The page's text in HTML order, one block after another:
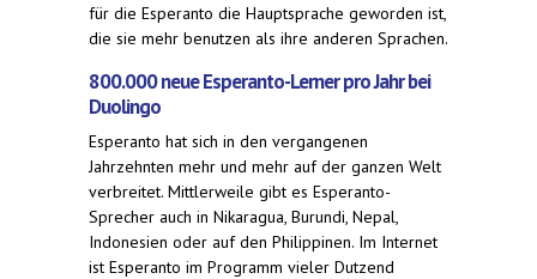
für die Esperanto die Hauptsprache geworden ist,
die sie mehr benutzen als ihre anderen Sprachen.
800.000 neue Esperanto-Lerner pro Jahr bei
Duolingo
Esperanto hat sich in den vergangenen
Jahrzehnten mehr und mehr auf der ganzen Welt
verbreitet. Mittlerweile gibt es Esperanto-
Sprecher auch in Nikaragua, Burundi, Nepal,
Indonesien oder auf den Philippinen. Im Internet
ist Esperanto im Programm vieler Dutzend